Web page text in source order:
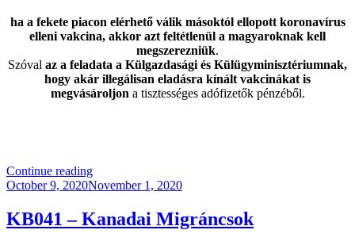
ha a fekete piacon elérhető válik másoktól ellopott koronavírus
elleni vakcina, akkor azt feltétlenül a magyaroknak kell
megszerezniük.
Szóval az a feladata a Külgazdasági és Külügyminisztériumnak,
hogy akár illegálisan eladásra kínált vakcinákat is
megvásároljona tisztességes adófizetők pénzéből.
Continue reading“A
Tolvajok
Posted
October 9, 2020November 1, 2020
KB041 – Kanadai Migráncsok